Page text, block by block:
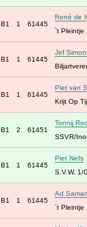
B1 1 61445
René de
`t Pleintje
B1 1 61445
Jef
B1 1 61445
Piet van
Krijt Op
B1 2 61451
Tonnij
SSVR/
B1 1 61445
Piet Nefs
S.V.W. 1/
B1 1 61445
Ad Saman
`t Pleintje